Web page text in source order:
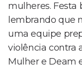
mulheres. Festa
lembrando que
uma equipe
violência contra
Mulher e Deam